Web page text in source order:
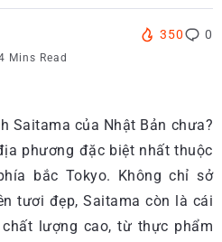
Mins Read
350 0
Saitama của Nhật Bản chưa?
phương đặc biệt nhất thuộc
bắc Tokyo. Không chỉ sở
tươi đẹp, Saitama còn là cái
lượng cao, từ thực phẩm